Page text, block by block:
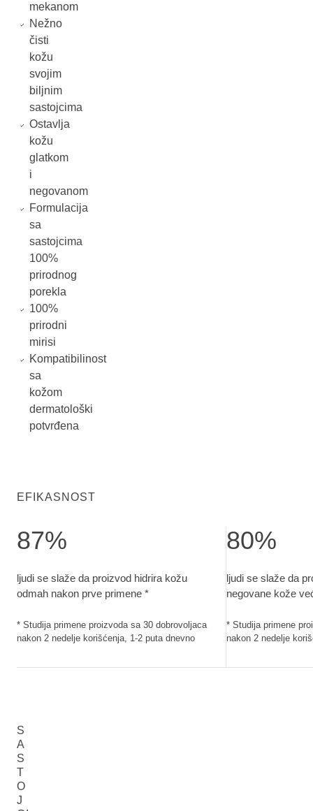
mekanom
Nežno
čisti
kožu
svojim
biljnim
sastojcima
Ostavlja
kožu
glatkom
i
negovanom
Formulacija
sa
sastojcima
100%
prirodnog
porekla
100%
prirodni
mirisi
Kompatibilinost
sa
kožom
dermatološki
potvrđena
EFIKASNOST
87%
ljudi se slaže da proizvod hidrira kožu
odmah nakon prve primene *
* Studija primene proizvoda sa 30 dobrovoljaca
nakon 2 nedelje korišćenja, 1-2 puta dnevno
80%
ljudi se slaže da
negovane kože
* Studija primene
nakon 2 nedelje
S
A
S
T
O
J